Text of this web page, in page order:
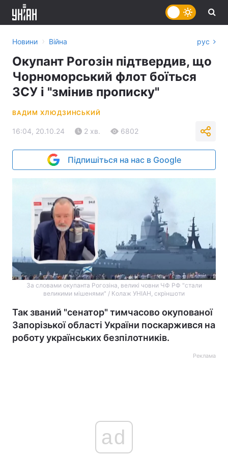
Новини › Війна рус
Окупант Рогозін підтвердив, що
Чорноморський флот боїться
ЗСУ і "змінив прописку"
ВАДИМ ХЛЮДЗИНСЬКИЙ
16:04, 20.10.24 2 хв. 6802
Підпишіться на нас в Google
За словами окупанта Рогозіна, великі човни ЧФ РФ "стали
великими мішенями" / Колаж УНІАН, скріншоти
Так званий "сенатор" тимчасово окупованої
Запорізької області України поскаржився на
роботу українських безпілотників.
Реклама
ad